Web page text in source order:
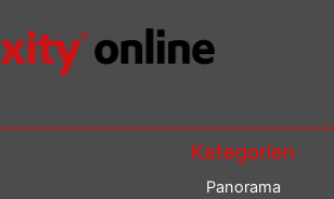
Kategorien
Panorama